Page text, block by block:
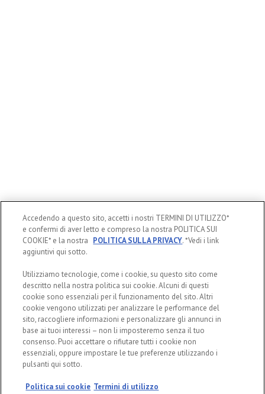
I Nostri Prodotti
Accedendo a questo sito, accetti i nostri TERMINI DI UTILIZZO*
e confermi di aver letto e compreso la nostra POLITICA SUI
COOKIE* e la nostra POLITICA SULLA PRIVACY. *Vedi i link
aggiuntivi qui sotto.
Utilizziamo tecnologie, come i cookie, su questo sito come
descritto nella nostra politica sui cookie. Alcuni di questi
cookie sono essenziali per il funzionamento del sito. Altri
cookie vengono utilizzati per analizzare le performance del
sito, raccogliere informazioni e personalizzare gli annunci in
base ai tuoi interessi – non li imposteremo senza il tuo
consenso. Puoi accettare o rifiutare tutti i cookie non
essenziali, oppure impostare le tue preferenze utilizzando i
pulsanti qui sotto.
Politica sui cookie Termini di utilizzo